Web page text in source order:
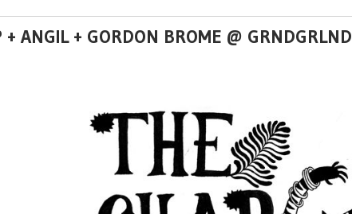
ANGIL + GORDON BROME @ GRNDGRLND